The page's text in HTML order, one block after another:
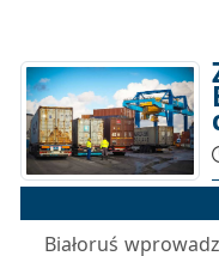
Białoruś